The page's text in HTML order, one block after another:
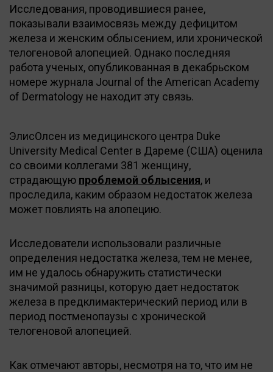
Исследования, проводившиеся ранее,
показывали взаимосвязь между дефицитом
железа и женским облысением, или хронической
телогеновой алопецией. Однако последняя
работа ученых, опубликованная в декабрьском
номере журнала Journal of the American Academy
of Dermatology не находит эту связь.
ЭлисОлсен из медицинского центра Duke
University Medical Center в Дареме (США) оценила
со своими коллегами 381 женщину,
страдающую проблемой облысения, и
проследила, каким образом недостаток железа
может повлиять на алопецию.
Исследователи использовали различные
определения недостатка железа, тем не менее,
им не удалось обнаружить статистически
значимой разницы, которую дает недостаток
железа в предклимактерический период или в
период постменопаузы с хронической
телогеновой алопецией.
Как отмечают авторы, несмотря на то, что им не